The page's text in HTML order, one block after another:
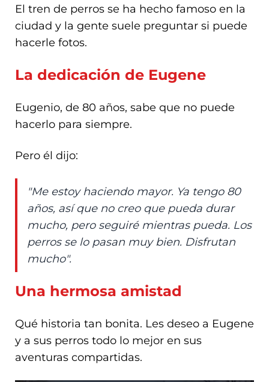
El tren de perros se ha hecho famoso en la
ciudad y la gente suele preguntar si puede
hacerle fotos.
La dedicación de Eugene
Eugenio, de 80 años, sabe que no puede
hacerlo para siempre.
Pero él dijo:
"Me estoy haciendo mayor. Ya tengo 80
años, así que no creo que pueda durar
mucho, pero seguiré mientras pueda. Los
perros se lo pasan muy bien. Disfrutan
mucho".
Una hermosa amistad
Qué historia tan bonita. Les deseo a Eugene
y a sus perros todo lo mejor en sus
aventuras compartidas.